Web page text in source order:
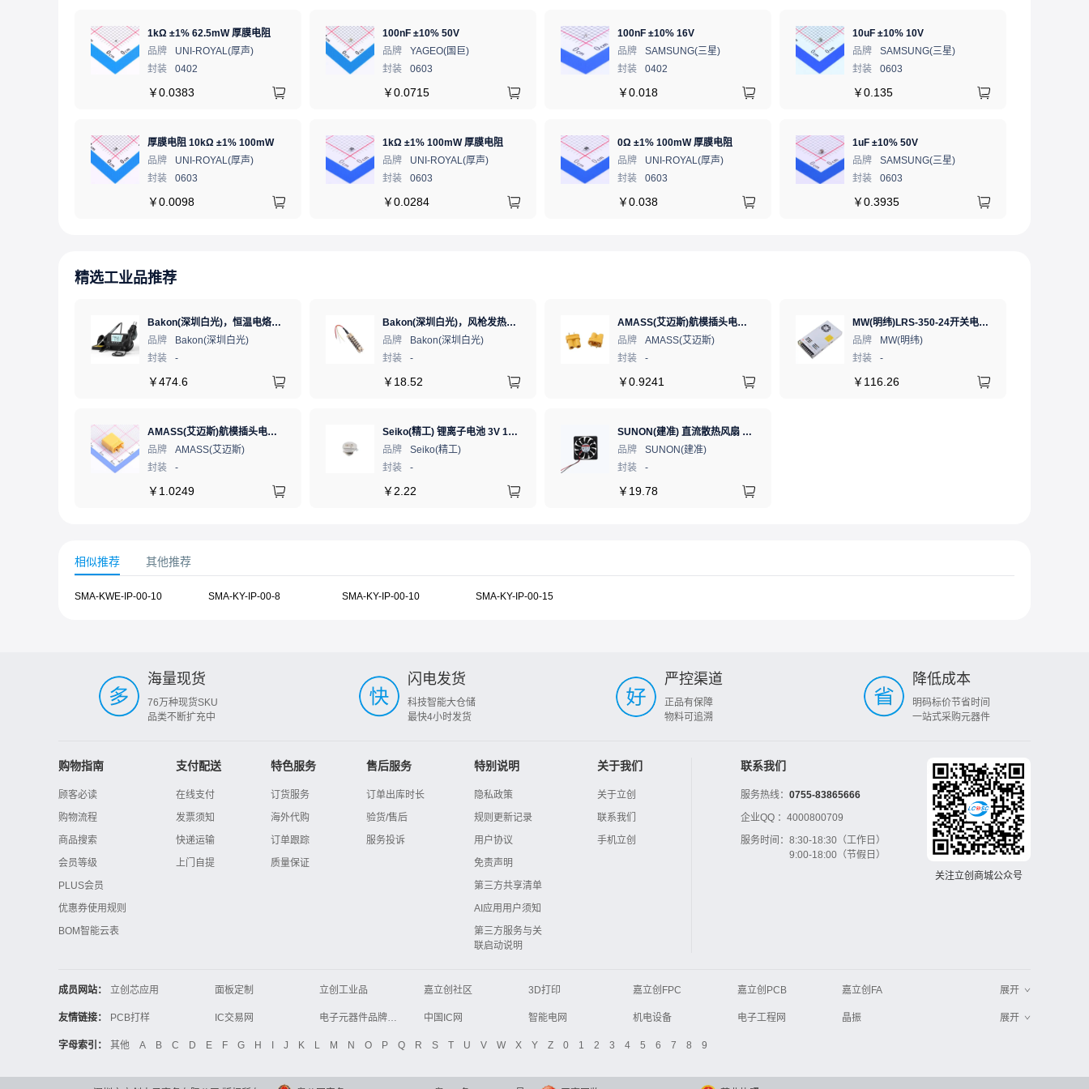
1kΩ ±1% 62.5mW 厚膜电阻
品牌
UNI-ROYAL(厚声)
封装
0402
￥0.0383
100nF ±10% 50V
品牌
YAGEO(国巨)
封装
0603
￥0.0715
100nF ±10% 16V
品牌
SAMSUNG(三星)
封装
0402
￥0.018
10uF ±10% 10V
品牌
SAMSUNG(三星)
封装
0603
￥0.135
厚膜电阻 10kΩ ±1% 100mW
品牌
UNI-ROYAL(厚声)
封装
0603
￥0.0098
1kΩ ±1% 100mW 厚膜电阻
品牌
UNI-ROYAL(厚声)
封装
0603
￥0.0284
0Ω ±1% 100mW 厚膜电阻
品牌
UNI-ROYAL(厚声)
封装
0603
￥0.038
1uF ±10% 50V
品牌
SAMSUNG(三星)
封装
0603
￥0.3935
精选工业品推荐
Bakon(深圳白光)，恒温电烙铁热风枪二合一数显可调温大功率无铅拆焊台，BK881（新老款交替发货）
品牌
Bakon(深圳白光)
封装
-
￥474.6
Bakon(深圳白光)，风枪发热芯，853B
品牌
Bakon(深圳白光)
封装
-
￥ 18.52
AMASS(艾迈斯)航模插头电调机插座锂电池连接器 轻量版 母头XT30U-FXT30U-F.G.Y
品牌
AMASS(艾迈斯)
封装
-
￥0.9241
MW(明纬)LRS-350-24开关电源直流DC稳压变压器监控24V 14.6A
品牌
MW(明纬)
封装
-
￥ 116.26
AMASS(艾迈斯)航模插头电调机插座锂电池连接器 轻量版 公头XT30U-M
品牌
AMASS(艾迈斯)
封装
-
￥ 1.0249
Seiko(精工) 锂离子电池 3V 1mAh 1个
品牌
Seiko(精工)
封装
-
￥ 2.22
SUNON(建准) 直流散热风扇 24V 60mm×60mm×15mm 1个
品牌
SUNON(建准)
封装
-
￥ 19.78
相似推荐 其他推荐
SMA-KWE-IP-00-10 SMA-KY-IP-00-8 SMA-KY-IP-00-10 SMA-KY-IP-00-15
海量现货
76万种现货SKU
品类不断扩充中
闪电发货
科技智能大仓储
最快4小时发货
严控渠道
正品有保障
物料可追溯
降低成本
明码标价节省时间
一站式采购元器件
购物指南
顾客必读
购物流程
商品搜索
会员等级
PLUS会员
优惠券使用规则
BOM智能云表
支付配送
在线支付
发票须知
快递运输
上门自提
特色服务
订货服务
海外代购
订单跟踪
质量保证
售后服务
订单出库时长
验货/售后
服务投诉
特别说明
隐私政策
规则更新记录
用户协议
免责声明
第三方共享清单
AI应用用户须知
第三方服务与关
联启动说明
关于我们
关于立创
联系我们
手机立创
联系我们
服务热线： 0755-83865666
企业QQ ： 4000800709
服务时间： 8:30-18:30（工作日）
9:00-18:00（节假日）
关注立创商城公众号
成员网站： 立创芯应用 面板定制 立创工业品 嘉立创社区 3D打印 嘉立创FPC 嘉立创PCB
嘉立创FA
立创电子设计大赛
立创开源硬件 ZXHPCB
展开
友情链接： PCB打样 IC交易网 电子元器件品牌大全 中国IC网 智能电网 机电设备 电子工程网
晶振
电子技术应用
21icsearch 电子展 液晶屏交易中心 中国包装网 电子元器件查询
展开
字母索引： 其他 A B C D E F G H J K L M N O P Q R S T U V W X Y Z 0 1 2 3 4 5 6 7 8 9